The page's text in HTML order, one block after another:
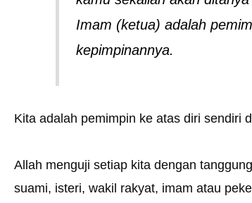
Imam (ketua) adalah
kepimpinannya.
Kita adalah pemimpin ke atas diri sendiri
Allah menguji setiap kita dengan
suami, isteri, wakil rakyat, imam atau